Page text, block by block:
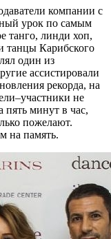
компании с
урок по самым
танго, линди хоп,
танцы Карибского
один из
ассистировали
рекорда, на
не
пять минут в час,
пожелают.
на память.